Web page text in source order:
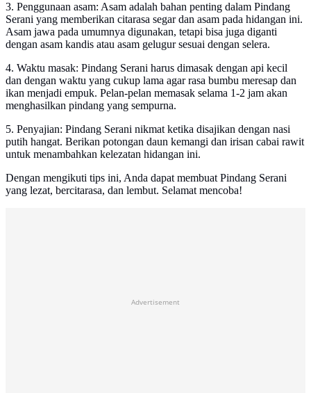
3. Penggunaan asam: Asam adalah bahan penting dalam Pindang
Serani yang memberikan citarasa segar dan asam pada hidangan ini.
Asam jawa pada umumnya digunakan, tetapi bisa juga diganti
dengan asam kandis atau asam gelugur sesuai dengan selera.
4. Waktu masak: Pindang Serani harus dimasak dengan api kecil
dan dengan waktu yang cukup lama agar rasa bumbu meresap dan
ikan menjadi empuk. Pelan-pelan memasak selama 1-2 jam akan
menghasilkan pindang yang sempurna.
5. Penyajian: Pindang Serani nikmat ketika disajikan dengan nasi
putih hangat. Berikan potongan daun kemangi dan irisan cabai rawit
untuk menambahkan kelezatan hidangan ini.
Dengan mengikuti tips ini, Anda dapat membuat Pindang Serani
yang lezat, bercitarasa, dan lembut. Selamat mencoba!
Advertisement